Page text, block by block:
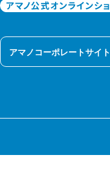
アマノコーポレートサイト